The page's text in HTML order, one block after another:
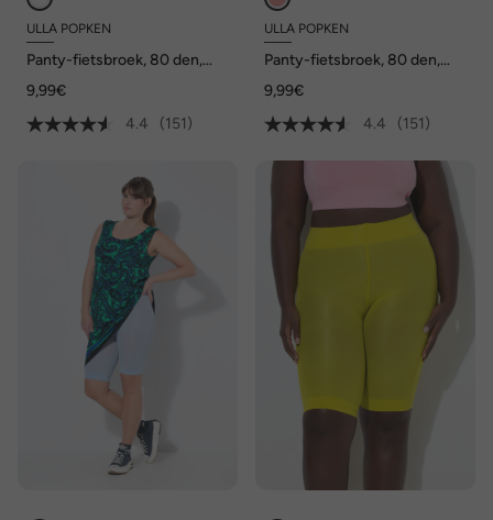
ULLA POPKEN
Panty-fietsbroek, 80 den,
knielang
9,99€
4.4
(151)
ULLA POPKEN
Panty-fietsbroek, 80 den,
knielang
9,99€
4.4
(151)